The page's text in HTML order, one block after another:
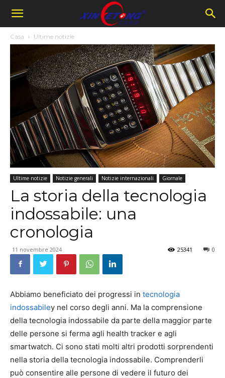
Casa Ultime notizie
Ultime notizie Notizie generali Notizie internazionali Giornale
La storia della tecnologia
indossabile: una
cronologia
11 novembre 2024 0
25341
Abbiamo beneficiato dei progressi in tecnologia
indossabiley nel corso degli anni. Ma la comprensione
della tecnologia indossabile da parte della maggior parte
delle persone si ferma agli health tracker e agli
smartwatch. Ci sono stati molti altri prodotti sorprendenti
nella storia della tecnologia indossabile. Comprenderli
può consentire alle persone di vedere il futuro dei